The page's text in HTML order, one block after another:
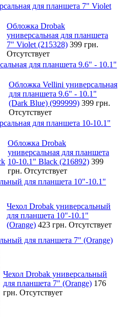
для планшета 7" Violet
Обложка Drobak
универсальная для планшета
7" Violet (215328) 399 грн.
Отсутствует
для планшета 9.6" - 10.1"
Обложка Vellini универсальная
для планшета 9.6" - 10.1"
(Dark Blue) (999999) 399 грн.
Отсутствует
для планшета 10-10.1"
Обложка Drobak
универсальная для планшета
10-10.1" Black (216892) 399
грн. Отсутствует
для планшета 10"-10.1"
Чехол Drobak универсальный
для планшета 10"-10.1"
(Orange) 423 грн. Отсутствует
для планшета 7" (Orange)
Чехол Drobak универсальный
для планшета 7" (Orange) 176
грн. Отсутствует